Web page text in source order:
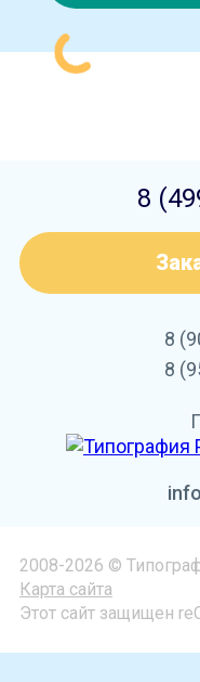
8
8
8
2008-2026 ©
Карта сайта
Этот сайт защищен